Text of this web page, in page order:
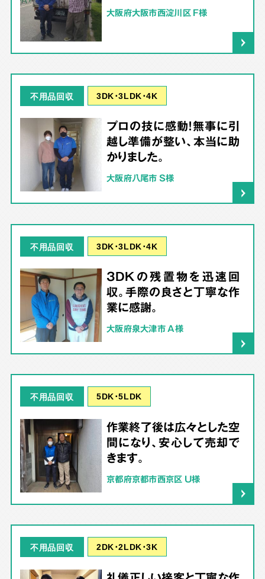
大阪府大阪市西淀川区 F様
不用品回収 3DK･3LDK･4K
プロの技に感動！無事に引
越し準備が整い、本当に助
かりました。
大阪府八尾市 S様
不用品回収 3DK･3LDK･4K
3DKの残置物を迅速回
収。手際の良さと丁寧な作
業に感謝。
大阪府泉大津市 A様
不用品回収 5DK･5LDK
作業終了後は広々とした空
間になり、安心して売却で
きます。
京都府京都市西京区 U様
不用品回収 2DK･2LDK･3K